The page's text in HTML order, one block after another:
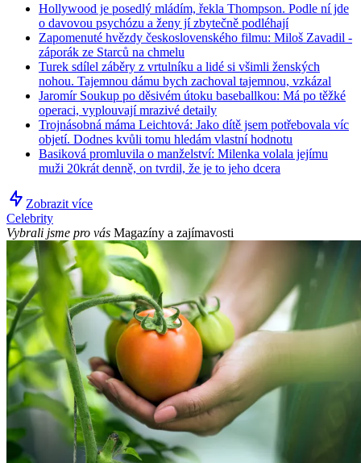
Hollywood je posedlý mládím, řekla Thompson. Podle ní jde
o davovou psychózu a ženy jí zbytečně podléhají
Zapomenuté hvězdy československého filmu: Miloš Zavadil -
záporák ze Starců na chmelu
Turek sdílel záběry z vrtulníku a lidé si všimli ženských
nohou. Tajemnou dámu bych zachoval tajemnou, vzkázal
Jaromír Soukup po děsivém útoku baseballkou: Má po těžké
operaci, vyplouvají mrazivé detaily
Trojnásobná máma Leichtová: Jako dítě jsem potřebovala víc
objetí. Dodnes kvůli tomu hledám vlastní hodnotu
Basiková promluvila o manželství: Milenka volala jejímu
muži 20krát denně, on tvrdil, že je to jeho dcera
Zobrazit více
Celebrity
Vybrali jsme pro vás Magazíny a zajímavosti